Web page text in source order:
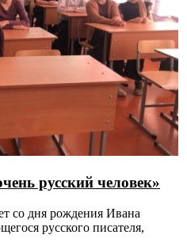
русский человек»
со дня рождения Ивана
русского писателя,